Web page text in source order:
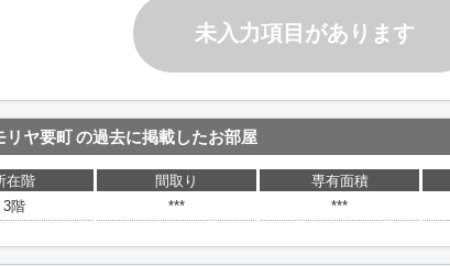
未入力項目があります
リヤ要町の過去に掲載したお部屋
在階 間取り 専有面積
3階
*** ***